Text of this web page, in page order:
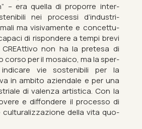
– era quella di pro­porre in­ter­
nei pro­cessi d’in­dus­tri­
ma vi­s­iva­mente e con­cettu­
di rispon­dere a tempi brevi
non ha la pretesa di
corso per il mo­sa­ico, ma la sper­
vie sos­ten­ib­ili per la
in am­bito aziend­ale e per una
di valenza artist­ica. Con la
e dif­fondere il pro­cesso di
della vita quo­